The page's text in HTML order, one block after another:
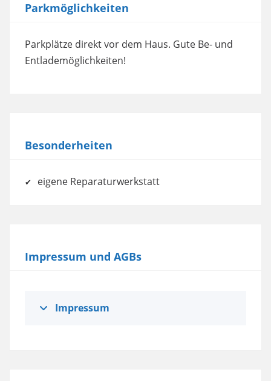
powered by
Usercentrics Consent
Management Platform
Parkmöglichkeiten
Parkplätze direkt vor dem Haus. Gute Be- und
Entlademöglichkeiten!
Besonderheiten
eigene Reparaturwerkstatt
Impressum und AGBs
Impressum